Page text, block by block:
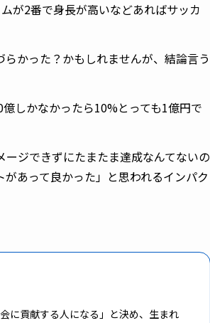
が2番で身長が高いなどあればサッカ
かった？かもしれませんが、結論言う
しかなかったら10%とっても1億円で
ジできずにたまたま達成なんてないの
あって良かった」と思われるインパク
に貢献する人になる」と決め、生まれ